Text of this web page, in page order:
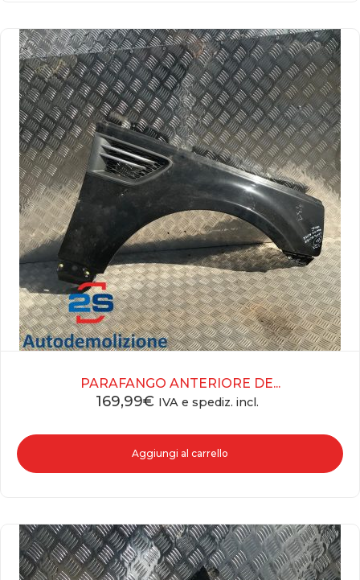
PARAFANGO ANTERIORE DE...
169,99€ IVA e spediz. incl.
Aggiungi al carrello